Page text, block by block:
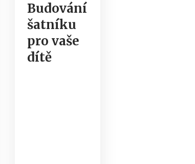
Budování
šatníku
pro vaše
dítě